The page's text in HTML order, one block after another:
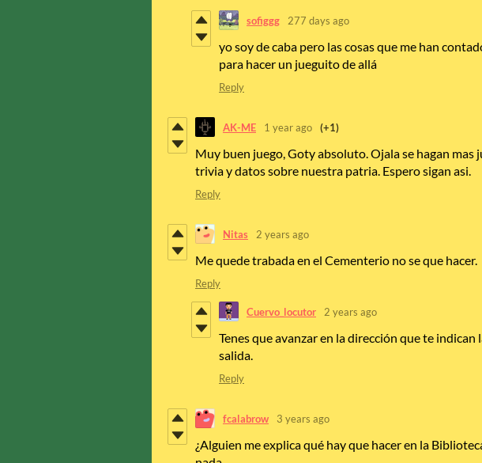
sofiggg 277 days ago
yo soy de caba pero las cosas que me han
para hacer un jueguito de allá
Reply
AK-ME 1 year ago (+1)
Muy buen juego, Goty absoluto. Ojala se hagan
trivia y datos sobre nuestra patria. Espero sigan asi.
Reply
Nitas 2 years ago
Me quede trabada en el Cementerio no se que hacer.
Reply
Cuervo_locutor 2 years ago
Tenes que avanzar en la dirección que te
salida.
Reply
fcalabrow 3 years ago
¿Alguien me explica qué hay que hacer en la